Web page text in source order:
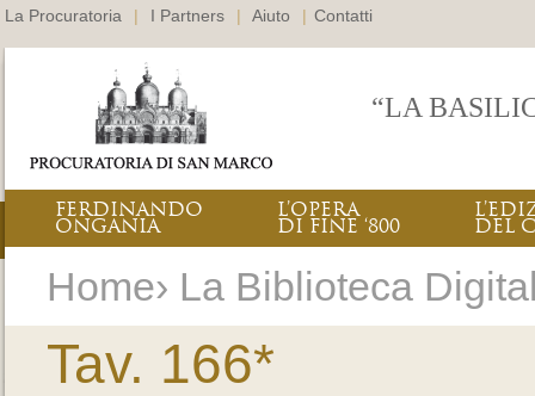
La Procuratoria | I Partners | Aiuto | Contatti
“LA
FERDINANDO
ONGANIA
L’OPERA
DI FINE ‘800 DEL
Home› La Biblioteca
Tav. 166*